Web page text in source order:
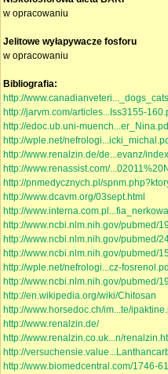
w opracowaniu
Jelitowe wyłapywacze fosforu
w opracowaniu
Bibliografia:
http://
http://jarvm.com/articles...Iss3155-
http://edoc.ub.uni-
http://wple.net/
http://www.renalzin.de/de...evanz/
http://www.renassist.com/
http://pnmedycznych.pl/
http://www.dcavm.org/03sept.html
http://
http://www.ncbi.nlm.nih.gov/pubmed/
http://www.ncbi.nlm.nih.gov/pubmed/
http://www.ncbi.nlm.nih.gov/pubmed/
http://wple.net/nefrologi...cz-
http://www.ncbi.nlm.nih.gov/pubmed/
http://en.wikipedia.org/wiki/Chitosan
http://www.horsedoc.ch/im...te/
http://www.renalzin.de/
http://www.renalzin.co.uk...n/
http://
http://www.biomedcentral.com/1746-